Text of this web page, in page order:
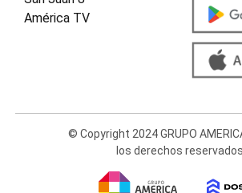
América TV
© Copyright 2024 GRUPO
los derechos reservados